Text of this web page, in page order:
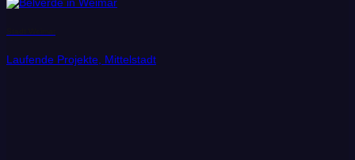
Laufende Projekte, Mittelstadt